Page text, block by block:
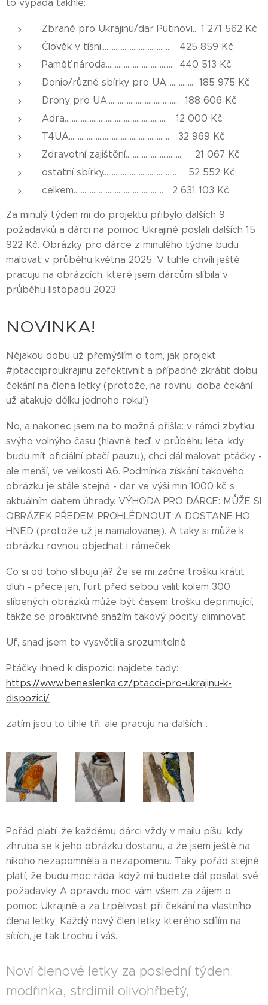
to vypadá takhle:
Zbraně pro Ukrajinu/dar Putinovi... 1 271 562 Kč
Člověk v tísni....................................... 425 859 Kč
Paměť národa...................................... 440 513 Kč
Donio/různé sbírky pro UA............... 185 975 Kč
Drony pro UA........................................ 188 606 Kč
Adra......................................................... 12 000 Kč
T4UA........................................................ 32 969 Kč
Zdravotní zajištění................................ 21 067 Kč
ostatní sbírky......................................... 52 552 Kč
celkem.................................................. 2 631 103 Kč
Za minulý týden mi do projektu přibylo dalších 9
požadavků a dárci na pomoc Ukrajině poslali dalších 15
922 Kč. Obrázky pro dárce z minulého týdne budu
malovat v průběhu května 2025. V tuhle chvíli ještě
pracuju na obrázcích, které jsem dárcům slíbila v
průběhu listopadu 2023.
NOVINKA!
Nějakou dobu už přemýšlím o tom, jak projekt
#ptacciproukrajinu zefektivnit a případně zkrátit dobu
čekání na člena letky (protože, na rovinu, doba čekání
už atakuje délku jednoho roku!)
No, a nakonec jsem na to možná přišla: v rámci zbytku
svýho volnýho času (hlavně teď, v průběhu léta, kdy
budu mít oficiální ptačí pauzu), chci dál malovat ptáčky -
ale menší, ve velikosti A6. Podmínka získání takového
obrázku je stále stejná - dar ve výši min 1000 kč s
aktuálním datem úhrady. VÝHODA PRO DÁRCE: MŮŽE SI
OBRÁZEK PŘEDEM PROHLÉDNOUT A DOSTANE HO
HNED (protože už je namalovanej). A taky si může k
obrázku rovnou objednat i rámeček ❤️
Co si od toho slibuju já? Že se mi začne trošku krátit
dluh - přece jen, furt před sebou valit kolem 300
slíbených obrázků může být časem trošku deprimující,
takže se proaktivně snažím takový pocity eliminovat 🙂
Uf, snad jsem to vysvětlila srozumitelně 🙏
Ptáčky ihned k dispozici najdete tady:
https://www.beneslenka.cz/ptacci-pro-ukrajinu-k-
dispozici/
zatím jsou to tihle tři, ale pracuju na dalších...
Pořád platí, že každému dárci vždy v mailu píšu, kdy
zhruba se k jeho obrázku dostanu, a že jsem ještě na
nikoho nezapomněla a nezapomenu. Taky pořád stejně
platí, že budu moc ráda, když mi budete dál posílat své
požadavky. A opravdu moc vám všem za zájem o
pomoc Ukrajině a za trpělivost při čekání na vlastního
člena letky: Každý nový člen letky, kterého sdílím na
sítích, je tak trochu i váš.
Noví členové letky za poslední týden:
modřinka, strdimil olivohřbetý,